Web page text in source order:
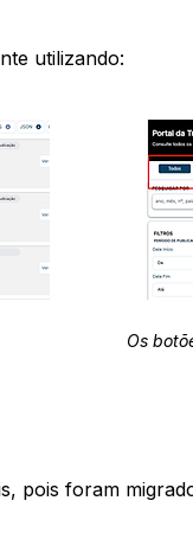
utilizando:
Os
pois foram